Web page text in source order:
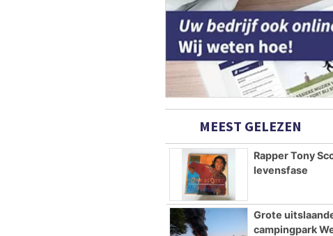
MEEST GELEZEN
Rapper Tony
levensfase
Grote
campingpark